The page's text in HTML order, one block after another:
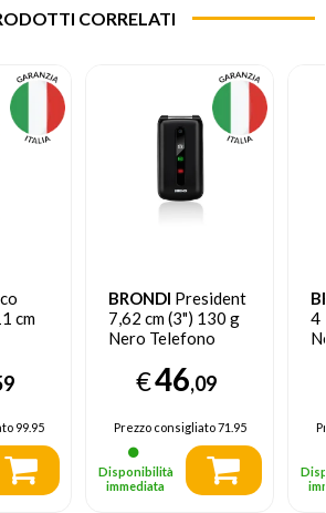
CORRELATI
cm
99.95
BRONDI President
7,62 cm (3") 130 g
Nero Telefono
€46,09
Prezzo consigliato71.95
Disponibilità
immediata
4